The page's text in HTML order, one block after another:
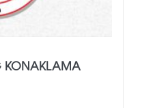
KONAKLAMA